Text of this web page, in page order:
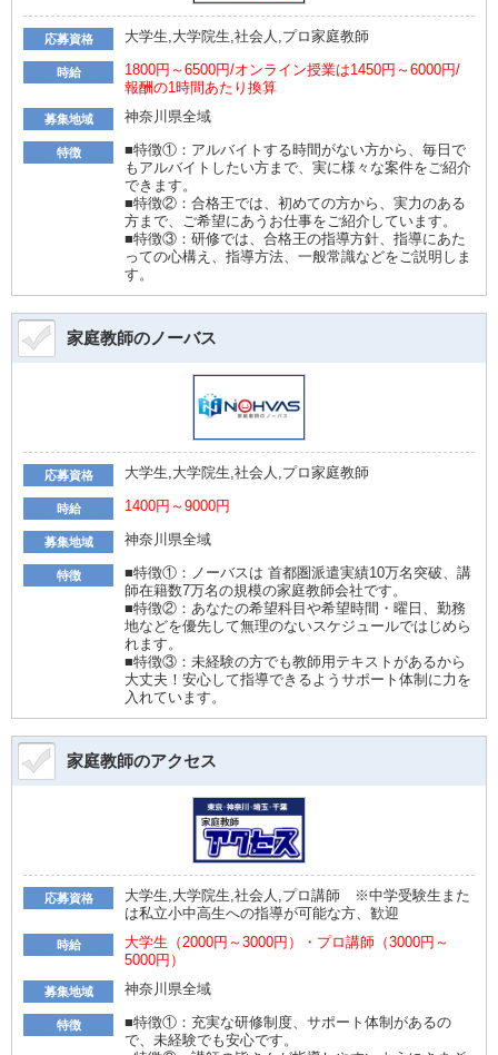
応募資格 大学生,大学院生,社会人,プロ家庭教師
時給
1800円～6500円/オンライン授業は1450円～6000円/
報酬の1時間あたり換算
募集地域 神奈川県全域
特徴
■特徴①：アルバイトする時間がない方から、毎日で
もアルバイトしたい方まで、実に様々な案件をご紹介
できます。
■特徴②：合格王では、初めての方から、実力のある
方まで、ご希望にあうお仕事をご紹介しています。
■特徴③：研修では、合格王の指導方針、指導にあた
っての心構え、指導方法、一般常識などをご説明しま
す。
家庭教師のノーバス
応募資格 大学生,大学院生,社会人,プロ家庭教師
時給 1400円～9000円
募集地域 神奈川県全域
特徴
■特徴①：ノーバスは 首都圏派遣実績10万名突破、講
師在籍数7万名の規模の家庭教師会社です。
■特徴②：あなたの希望科目や希望時間・曜日、勤務
地などを優先して無理のないスケジュールではじめら
れます。
■特徴③：未経験の方でも教師用テキストがあるから
大丈夫！安心して指導できるようサポート体制に力を
入れています。
家庭教師のアクセス
応募資格
大学生,大学院生,社会人,プロ講師 ※中学受験生また
は私立小中高生への指導が可能な方、歓迎
時給
大学生（2000円～3000円）・プロ講師（3000円～
5000円）
募集地域 神奈川県全域
特徴
■特徴①：充実な研修制度、サポート体制があるの
で、未経験でも安心です。